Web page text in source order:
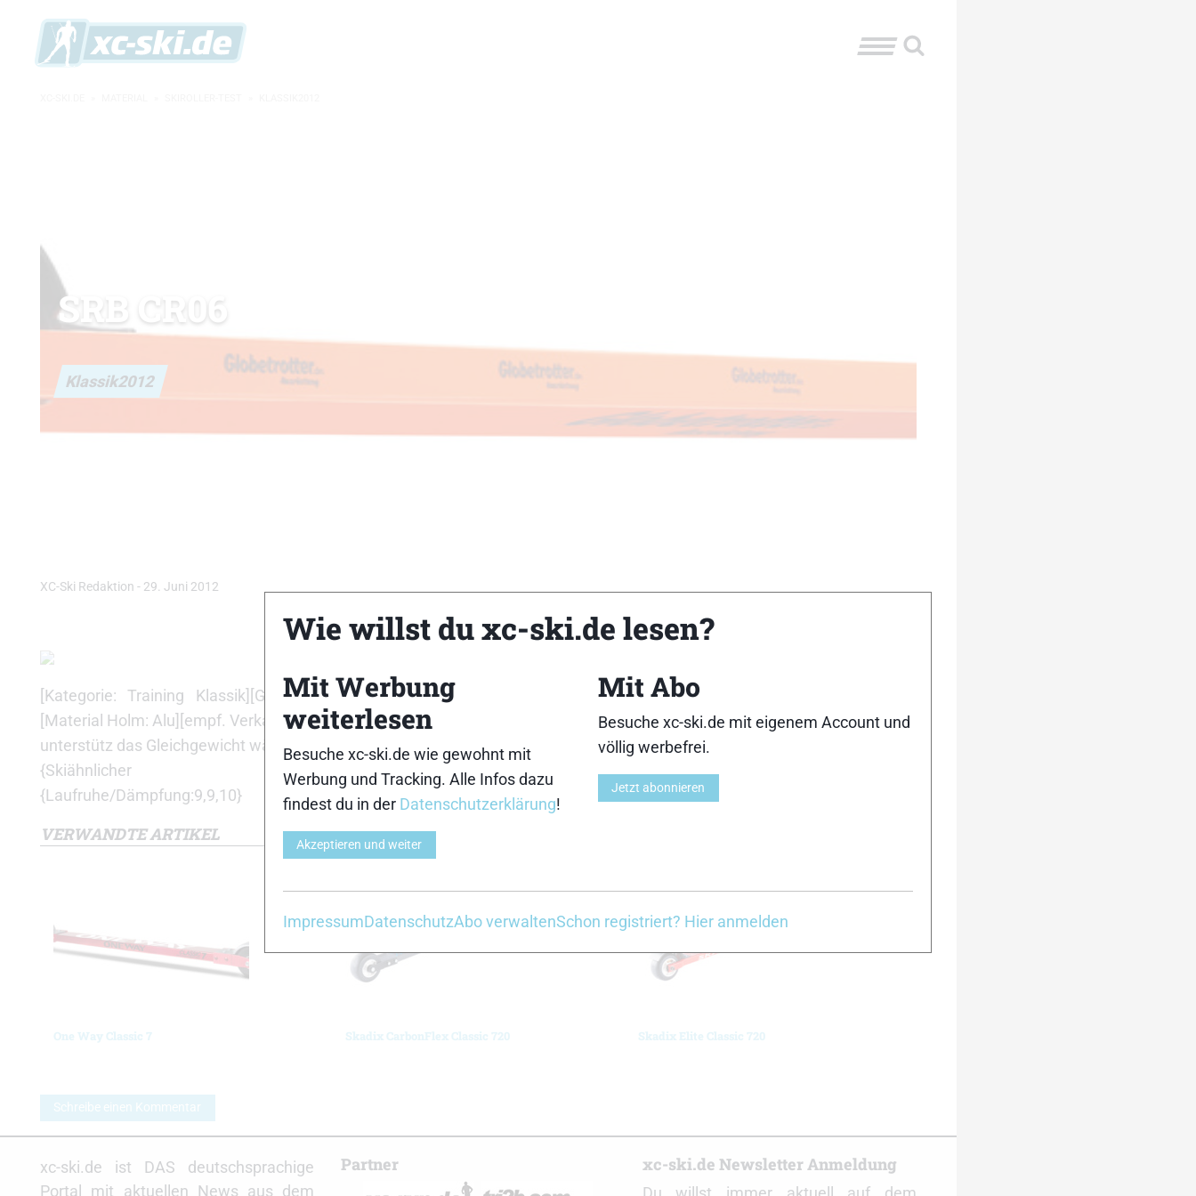
Klassik2012
SRB CR06
XC-Ski Redaktion - 29. Juni 2012
[Kategorie: Training Klassik][Gewicht: 2066g][Rollenbreite: 38mm][Rollendurchmesser: 80mm][Material Rolle: Gummi]
[Material Holm: Alu][empf. Verkaufspreis: 210,00 € ][Besonderheiten: breiter Holm/ Einsteiger stehen sicherer auf den Roller/
unterstütz das Gleichgewicht während des Laufen][Text: Mittelklasse-Roller mit Stärken bei der Haftung.]
{Skiähnlicher Abdruck:9,10,11}{Haftung:10,12,11,13}{Führung:7,9,8,10,11}{Abfahrtsverhalten:8,10,9,11}
{Laufruhe/Dämpfung:9,9,10}
VERWANDTE ARTIKEL
One Way Classic 7 Skadix CarbonFlex Classic 720 Skadix Elite Classic 720
Schreibe einen Kommentar
xc-ski.de ist DAS deutschsprachige
Portal mit aktuellen News aus dem
Partner xc-ski.de Newsletter Anmeldung
Wie willst du xc-ski.de lesen?
Mit Werbung
weiterlesen
Besuche xc-ski.de wie gewohnt mit
Werbung und Tracking. Alle Infos dazu
findest du in der Datenschutzerklärung!
Akzeptieren und weiter
Mit Abo
Besuche xc-ski.de mit eigenem Account und
völlig werbefrei.
Jetzt abonnieren
ImpressumDatenschutzAbo verwaltenSchon registriert? Hier anmelden